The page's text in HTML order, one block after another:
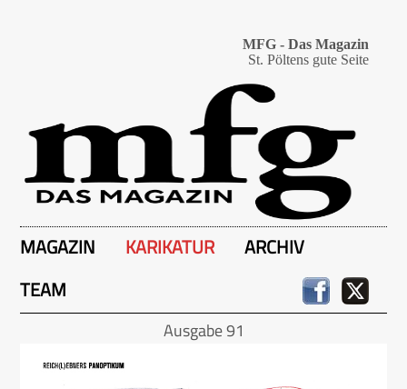
MFG - Das Magazin
St. Pöltens gute Seite
MAGAZIN KARIKATUR
ARCHIV
TEAM
Ausgabe 91